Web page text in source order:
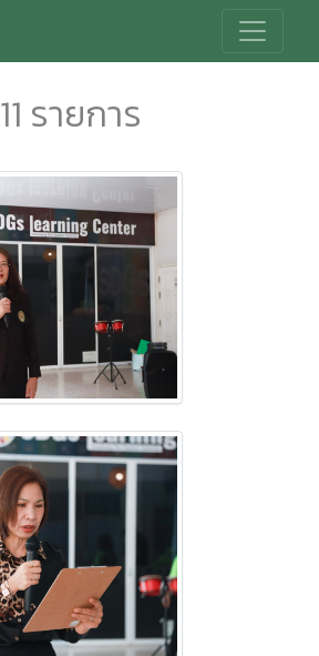
11 รายการ